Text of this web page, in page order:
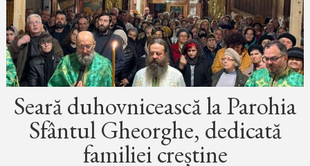
Seară duhovnicească la Parohia
Sfântul Gheorghe, dedicată
familiei creștine